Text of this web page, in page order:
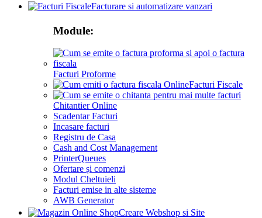
Facturare si automatizare vanzari
Module:
Facturi Proforme
Facturi Fiscale
Chitantier Online
Scadentar Facturi
Incasare facturi
Registru de Casa
Cash and Cost Management
PrinterQueues
Ofertare și comenzi
Modul Cheltuieli
Facturi emise in alte sisteme
AWB Generator
Creare Webshop si Site